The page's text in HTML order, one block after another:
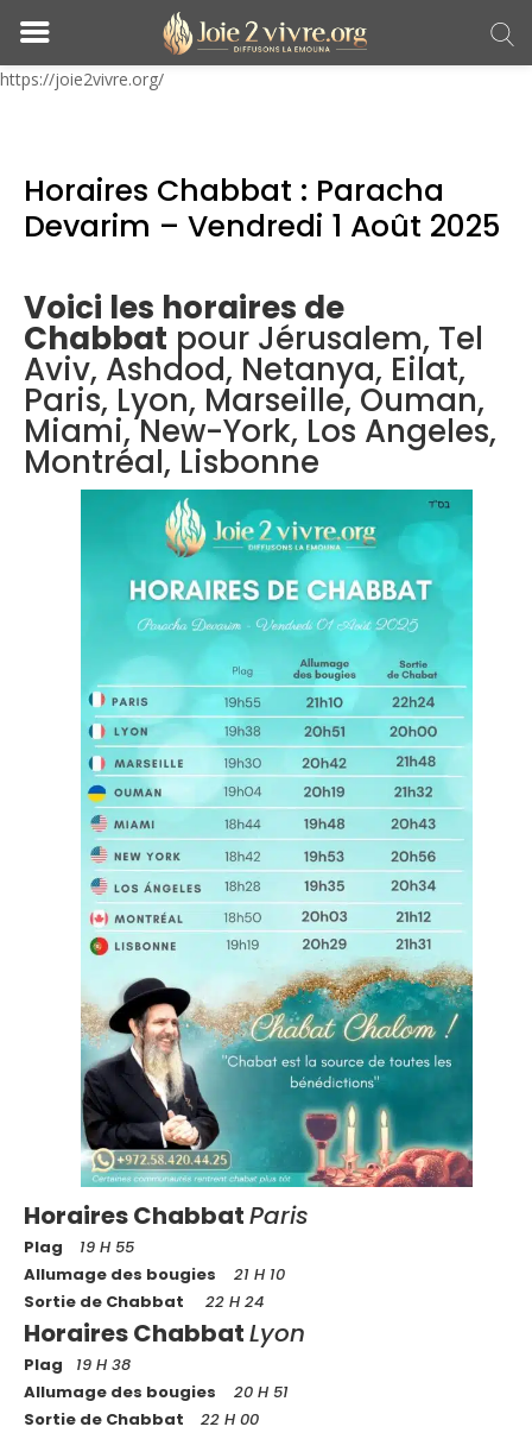
https://joie2vivre.org/
Horaires Chabbat : Paracha
Devarim – Vendredi 1 Août 2025
Voici les horaires de
Chabbat pour Jérusalem, Tel
Aviv, Ashdod, Netanya, Eilat,
Paris, Lyon, Marseille, Ouman,
Miami, New-York, Los Angeles,
Montréal, Lisbonne
Horaires ChabbatParis
Plag
19 H 55
Allumage des bougies
21 H 10
Sortie de Chabbat
22 H 24
Horaires ChabbatLyon
Plag
19 H 38
Allumage des bougies
20 H 51
Sortie de Chabbat
22 H 00